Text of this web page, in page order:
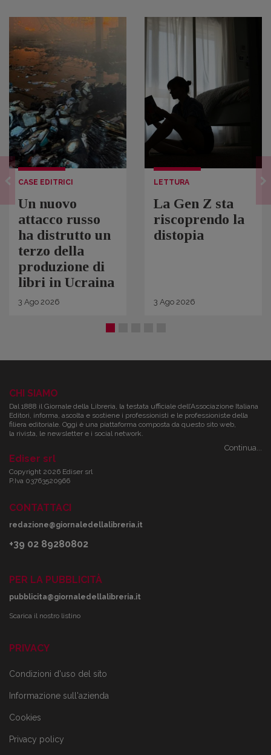
CASE EDITRICI
Un nuovo
attacco russo
ha distrutto un
terzo della
produzione di
libri in Ucraina
3 Ago 2026
LETTURA
La Gen Z sta
riscoprendo la
distopia
3 Ago 2026
CHI SIAMO
Dal 1888 il Giornale della Libreria, la testata ufficiale dell’Associazione Italiana
Editori, informa, ascolta e sostiene i professionisti e le professioniste della
filiera editoriale. Oggi è una piattaforma composta da questo sito web,
la rivista, le newsletter e i social network.
Continua...
Ediser srl
Copyright 2026 Ediser srl
P.Iva 03763520966
CONTATTACI
redazione@giornaledellalibreria.it
+39 02 89280802
PER LA PUBBLICITÀ
pubblicita@giornaledellalibreria.it
Scarica il nostro listino
PRIVACY
Condizioni d'uso del sito
Informazione sull'azienda
Cookies
Privacy policy